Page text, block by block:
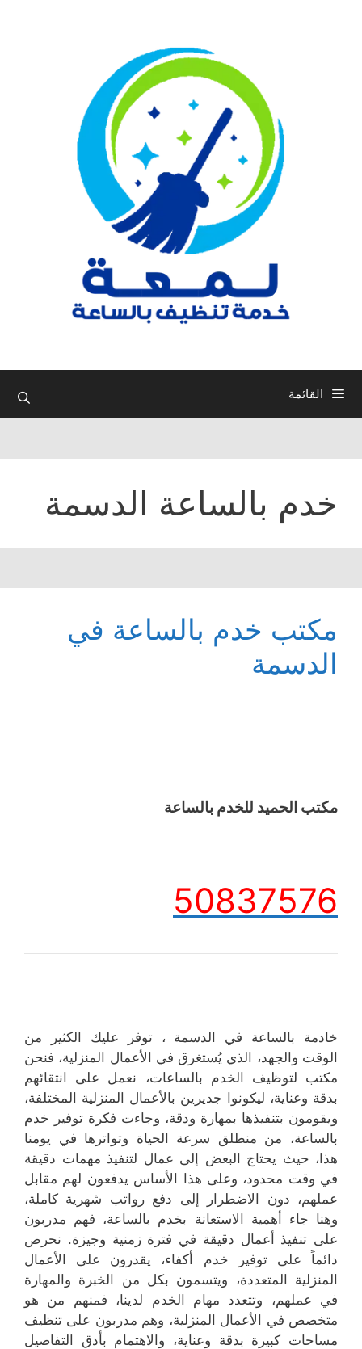
القائمة
خدم بالساعة الدسمة
مكتب خدم بالساعة في
الدسمة
مكتب الحميد للخدم بالساعة
50837576
خادمة بالساعة في الدسمة ، توفر عليك الكثير من
الوقت والجهد، الذي يُستغرق في الأعمال المنزلية، فنحن
مكتب لتوظيف الخدم بالساعات، نعمل على انتقائهم
بدقة وعناية، ليكونوا جديرين بالأعمال المنزلية المختلفة،
ويقومون بتنفيذها بمهارة ودقة، وجاءت فكرة توفير خدم
بالساعة، من منطلق سرعة الحياة وتواترها في يومنا
هذا، حيث يحتاج البعض إلى عمال لتنفيذ مهمات دقيقة
في وقت محدود، وعلى هذا الأساس يدفعون لهم مقابل
عملهم، دون الاضطرار إلى دفع رواتب شهرية كاملة،
وهنا جاء أهمية الاستعانة بخدم بالساعة، فهم مدربون
على تنفيذ أعمال دقيقة في فترة زمنية وجيزة. نحرص
دائماً على توفير خدم أكفاء، يقدرون على الأعمال
المنزلية المتعددة، ويتسمون بكل من الخبرة والمهارة
في عملهم، وتتعدد مهام الخدم لدينا، فمنهم من هو
متخصص في الأعمال المنزلية، وهم مدربون على تنظيف
مساحات كبيرة بدقة وعناية، والاهتمام بأدق التفاصيل